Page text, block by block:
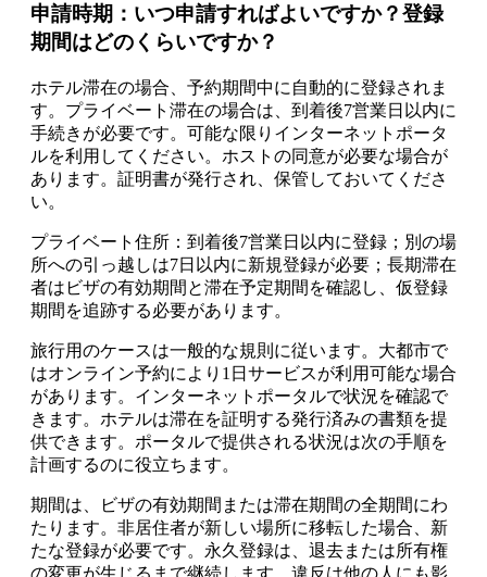
申請時期：いつ申請すればよいですか？登録
期間はどのくらいですか？
ホテル滞在の場合、予約期間中に自動的に登録されま
す。プライベート滞在の場合は、到着後7営業日以内に
手続きが必要です。可能な限りインターネットポータ
ルを利用してください。ホストの同意が必要な場合が
あります。証明書が発行され、保管しておいてくださ
い。
プライベート住所：到着後7営業日以内に登録；別の場
所への引っ越しは7日以内に新規登録が必要；長期滞在
者はビザの有効期間と滞在予定期間を確認し、仮登録
期間を追跡する必要があります。
旅行用のケースは一般的な規則に従います。大都市で
はオンライン予約により1日サービスが利用可能な場合
があります。インターネットポータルで状況を確認で
きます。ホテルは滞在を証明する発行済みの書類を提
供できます。ポータルで提供される状況は次の手順を
計画するのに役立ちます。
期間は、ビザの有効期間または滞在期間の全期間にわ
たります。非居住者が新しい場所に移転した場合、新
たな登録が必要です。永久登録は、退去または所有権
の変更が生じるまで継続します。違反は他の人にも影